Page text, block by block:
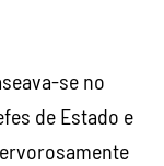
se no
de Estado e